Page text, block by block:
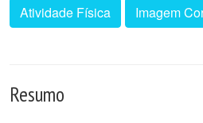
Atividade Física Imagem
Resumo